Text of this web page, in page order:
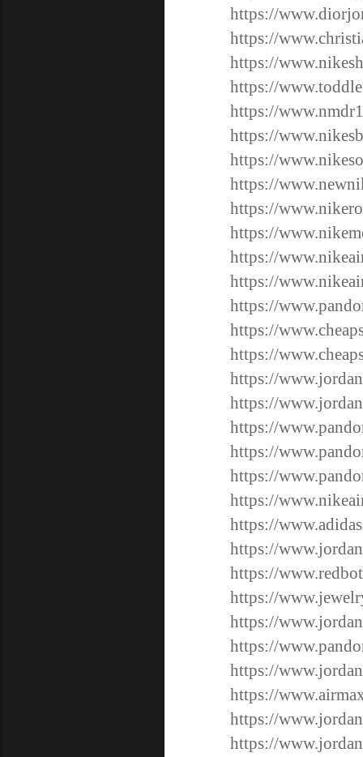
https://
https://
https://
https://
https://
https://
https://
https://
https://
https://
https://
https://
https://
https://
https://
https://
https://
https://
https://
https://
https://
https://
https://
https://
https://
https://
https://
https://
https://
https://
https://